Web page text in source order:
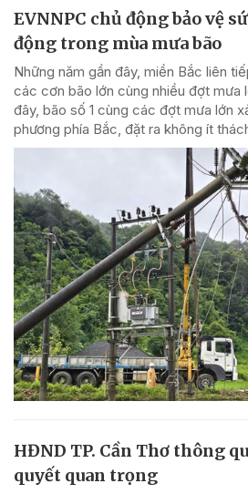
EVNNPC chủ động bảo vệ
động trong mùa mưa bão
Những năm gần đây, miền Bắc liên
các cơn bão lớn cùng nhiều đợt mưa
đây, bão số 1 cùng các đợt mưa lớn
phương phía Bắc, đặt ra không ít
HĐND TP. Cần Thơ thông
quyết quan trọng